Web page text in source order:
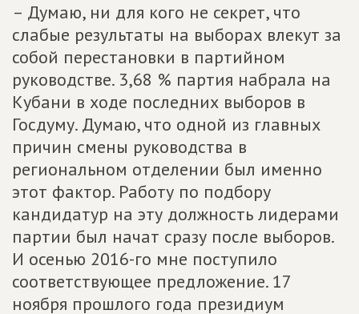
– Думаю, ни для кого не секрет, что
слабые результаты на выборах влекут за
собой перестановки в партийном
руководстве. 3,68 % партия набрала на
Кубани в ходе последних выборов в
Госдуму. Думаю, что одной из главных
причин смены руководства в
региональном отделении был именно
этот фактор. Работу по подбору
кандидатур на эту должность лидерами
партии был начат сразу после выборов.
И осенью 2016-го мне поступило
соответствующее предложение. 17
ноября прошлого года президиум